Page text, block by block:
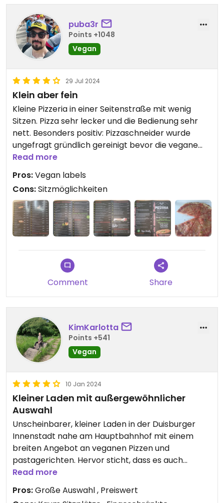
puba3r
Points +1048
Vegan
29 Jul 2024
Klein aber fein
Kleine Pizzeria in einer Seitenstraße mit wenig
Sitzen. Pizza sehr lecker und die Bedienung sehr
nett. Besonders positiv: Pizzaschneider wurde
ungefragt gründlich gereinigt bevor die vegane
Pizza geschnitten wurde. Außerdem werden
Champignons erst nach Bestellung geschnitten.
Read more
Pros:Vegan labels
Cons:Sitzmöglichkeiten
Comment Share
KimKarlotta
Points +541
Vegan
10 Jan 2024
Kleiner Laden mit außergewöhnlicher
Auswahl
Unscheinbarer, kleiner Laden in der Duisburger
Innenstadt nahe am Hauptbahnhof mit einem
breiten Angebot an veganen Pizzen und
pastagerichten. Hervor sticht, dass es auch
ungewöhnliche Kombinationen gibt, wie Pizza
Bianca (ohne Tomatensauce) mit
Kartoffelscheiben, Bolognese aus Linsen oder
Read more
Pros:Große Auswahl , Preiswert